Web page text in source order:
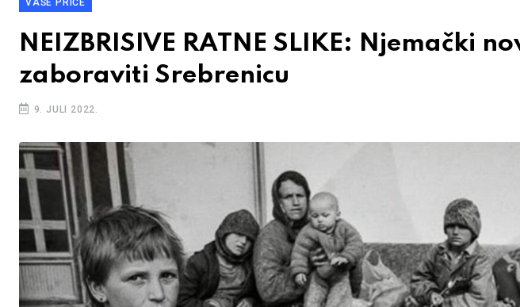
VAŠE PRIČE
NEIZBRISIVE RATNE SLIKE: Njemački
zaboraviti Srebrenicu
9. JULI 2022.